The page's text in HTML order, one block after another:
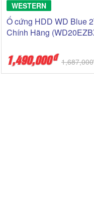
WESTERN
Ổ cứng HDD WD Blue
Chính Hãng
1,490,000đ 1,687,000